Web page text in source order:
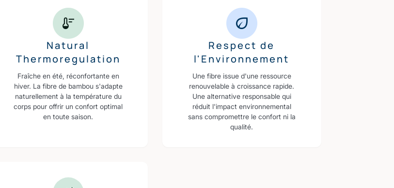
Natural
Thermoregulation
Fraîche en été, réconfortante en
hiver. La fibre de bambou s'adapte
naturellement à la température du
corps pour offrir un confort optimal
en toute saison.
Respect de
l'Environnement
Une fibre issue d'une ressource
renouvelable à croissance rapide.
Une alternative responsable qui
réduit l'impact environnemental
sans compromettre le confort ni la
qualité.